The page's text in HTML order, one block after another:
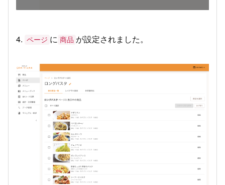
4. ページ に 商品 が設定されました。